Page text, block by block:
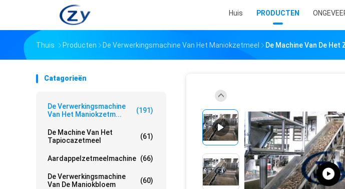
Huis PRODUCTEN
Thuis Producten De Verwerkingsmachine Van Het Maniokzetmeel De Machine Van De
Catagorieën
De Verwerkingsmachine
Van Het Maniokzetm...
(191)
De Machine Van Het
Tapiocazetmeel
(61)
Aardappelzetmeelmachine (66)
De Verwerkingsmachine
Van De Maniokbloem
(60)